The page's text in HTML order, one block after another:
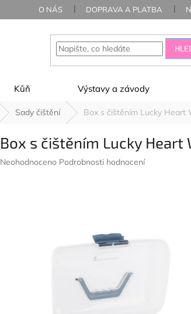
O NÁS DOPRAVA A PLATBA
Kůň Výstavy a závody
Sady čištění Box s čištěním Lucky Heart
Box s čištěním Lucky
Průměrné
Neohodnoceno Podrobnosti hodnocení